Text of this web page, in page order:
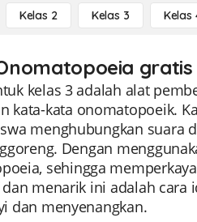
Kelas 2 Kelas 3 Kelas
gratis
kelas 3 adalah alat
kata-kata onomatopoeik.
menghubungkan suara
Dengan
sehingga
menarik ini adalah
dan menyenangkan.